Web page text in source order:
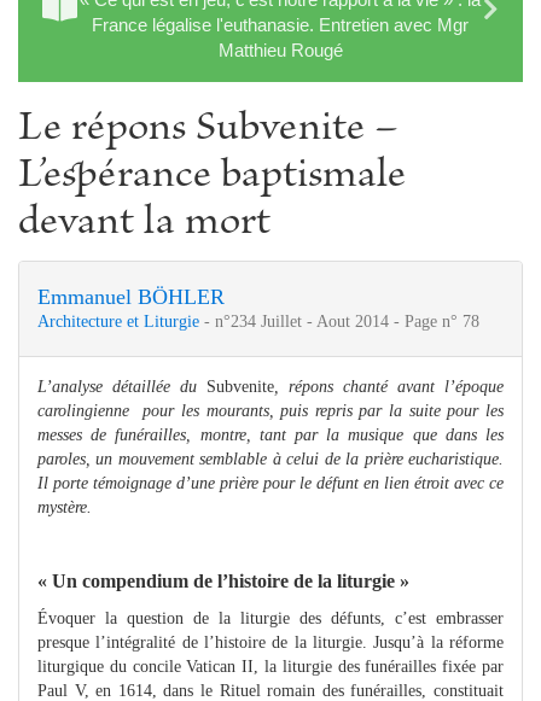
France légalise l'euthanasie. Entretien avec Mgr
Matthieu Rougé
Le répons Subvenite –
L’espérance baptismale
devant la mort
Emmanuel BÖHLER
Architecture et Liturgie - n°234 Juillet - Aout 2014 - Page n° 78
L’analyse détaillée du Subvenite , répons chanté avant l’époque
carolingienne pour les mourants, puis repris par la suite pour les
messes de funérailles, montre, tant par la musique que dans les
paroles, un mouvement semblable à celui de la prière eucharistique.
Il porte témoignage d’une prière pour le défunt en lien étroit avec ce
mystère.
« Un compendium de l’histoire de la liturgie »
Évoquer la question de la liturgie des défunts, c’est embrasser
presque l’intégralité de l’histoire de la liturgie. Jusqu’à la réforme
liturgique du concile Vatican II, la liturgie des funérailles fixée par
Paul V, en 1614, dans le Rituel romain des funérailles, constituait